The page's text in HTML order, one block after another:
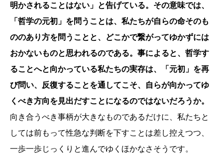
明かされることはない」と告げている。その意味では、
「哲学の元初」を問うことは、私たちが自らの命そのも
ののあり方を問うことと、どこかで繋がってゆかずには
おかないものと思われるのである。事によると、哲学す
ることへと向かっている私たちの実存は、「元初」を再
び問い、反復することを通してこそ、自らが向かってゆ
くべき方向を見出だすことになるのではないだろうか。
向き合うべき事柄が大きなものであるだけに、私たちと
しては前もって性急な判断を下すことは差し控えつつ、
一歩一歩じっくりと進んでゆくほかなさそうです。